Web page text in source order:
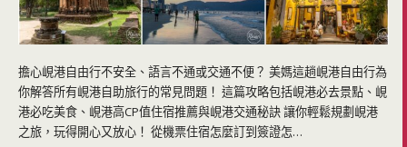
擔心峴港自由行不安全、語言不通或交通不便？ 美媽這趟峴港自由行為
你解答所有峴港自助旅行的常見問題！ 這篇攻略包括峴港必去景點、峴
港必吃美食、峴港高CP值住宿推薦與峴港交通秘訣 讓你輕鬆規劃峴港
之旅，玩得開心又放心！ 從機票住宿怎麼訂到簽證怎…